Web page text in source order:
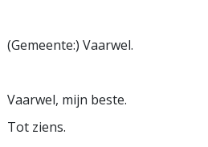
(Gemeente:) Vaarwel.
Vaarwel, mijn beste.
Tot ziens.